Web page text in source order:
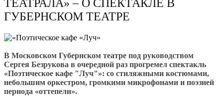
ТЕАТРАЛА» – О СПЕКТАКЛЕ В
ГУБЕРНСКОМ ТЕАТРЕ
В Московском Губернском театре под руководством
Сергея Безрукова в очередной раз прогремел спектакль
«Поэтическое кафе "Луч"»: со стиляжными костюмами,
небольшим оркестром, громкими микрофонами и поэзией
периода «оттепели».